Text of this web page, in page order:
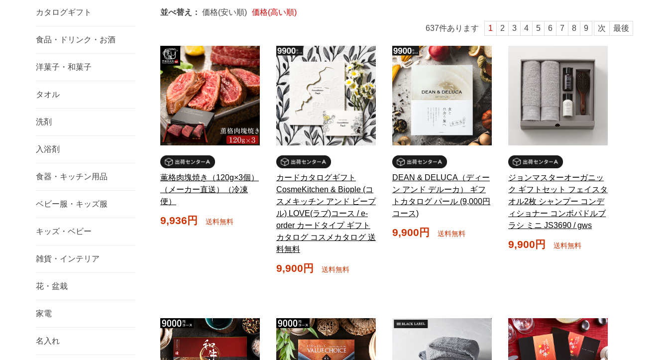
カタログギフト
食品・ドリンク・お酒
洋菓子・和菓子
タオル
洗剤
入浴剤
食器・キッチン用品
ベビー服・キッズ服
キッズ・ベビー
雑貨・インテリア
花・盆栽
家電
名入れ
並べ替え： 価格(安い順) 価格(高い順)
637件あります 1 2 3 4 5 6 7 8 9 次 最後
薫格肉塊焼き（120g×3個）
（メーカー直送）（冷凍
便）
9,936円 送料無料
カードカタログギフト
CosmeKitchen & Biople (コ
スメキッチン アンド ビープ
ル) LOVE(ラブ)コース / e-
order カードタイプ ギフト
カタログ コスメカタログ 送
料無料
9,900円 送料無料
DEAN & DELUCA（ディー
ン アンド デルーカ） ギフ
トカタログ パール (9,000円
コース)
9,900円 送料無料
ジョンマスターオーガニッ
ク ギフトセット フェイスタ
オル2枚 シャンプー コンデ
ィショナー コンボパドルブ
ラシ ミニ JS3690 / gws
9,900円 送料無料